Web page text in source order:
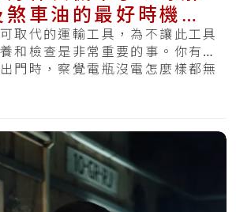
車油的最好時機，
健康
取代的運輸工具，為不讓此工具
和檢查是非常重要的事。你有碰
門時，察覺電瓶沒電怎麼樣都無